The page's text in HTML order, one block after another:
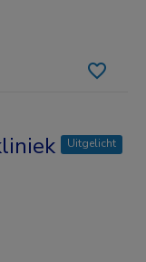
Uitgelicht